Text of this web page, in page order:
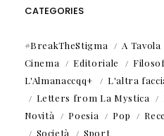
CATEGORIES
#BreakTheStigma A Tavola
Cinema
Editoriale
L'Almanaccqq+
L'altra
Letters from La Mystica
Novità
Poesia Pop
Società
Sport